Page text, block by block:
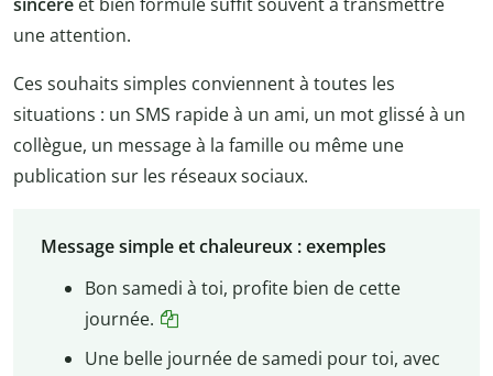
une attention.
Ces souhaits simples conviennent à toutes les
situations : un SMS rapide à un ami, un mot glissé à un
collègue, un message à la famille ou même une
publication sur les réseaux sociaux.
Message simple et chaleureux : exemples
Bon samedi à toi, profite bien de cette
journée.
Une belle journée de samedi pour toi, avec